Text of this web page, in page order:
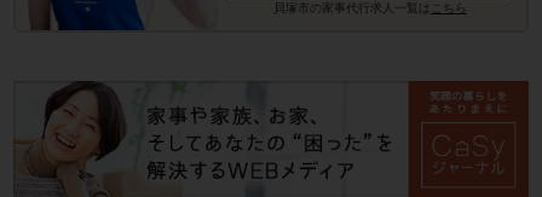
貝塚市の家事代行求人一覧は こちら